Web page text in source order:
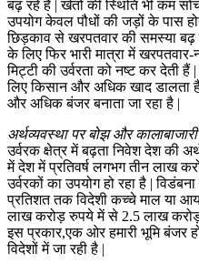
बढ़ रहे हैं | खेतों की स्थिति भी कम
उपयोग केवल पौधों की जड़ों के पास
छिड़काव से खरपतवार की समस्या
के लिए फिर भारी मात्रा में
मिट्टी की उर्वरता को नष्ट कर देती
लिए किसान और अधिक खाद डालता
और अधिक बंजर बनाता जा रहा है |
अर्थव्यवस्था पर बोझ और कालाबाजारी
उर्वरक क्षेत्र में बढ़ता निवेश देश की
में देश में प्रतिवर्ष लगभग तीन लाख
उर्वरकों का उपयोग हो रहा है |
प्रतिशत तक विदेशी कच्चे माल या
लाख करोड़ रुपये में से 2.5 लाख
इस प्रकार,एक ओर हमारी भूमि बंजर
विदेशों में जा रही है |